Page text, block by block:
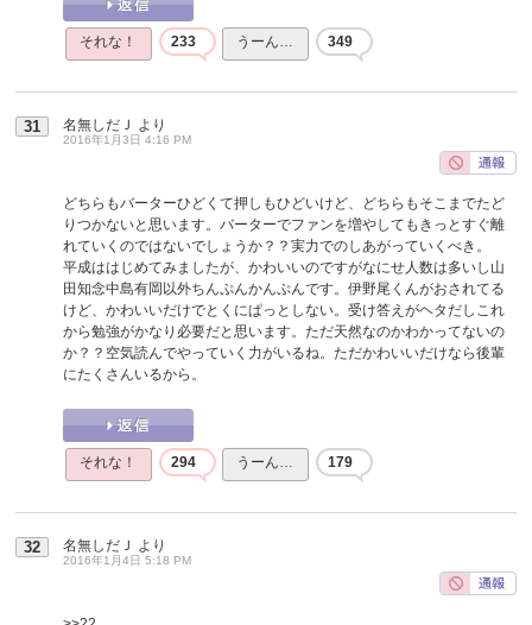
それな！ 233 うーん… 349
31 名無しだＪ より
2016年1月3日 4:16 PM
どちらもバーターひどくて押しもひどいけど、どちらもそこまでたど
りつかないと思います。バーターでファンを増やしてもきっとすぐ離
れていくのではないでしょうか？？実力でのしあがっていくべき。
平成ははじめてみましたが、かわいいのですがなにせ人数は多いし山
田知念中島有岡以外ちんぷんかんぷんです。伊野尾くんがおされてる
けど、かわいいだけでとくにぱっとしない。受け答えがヘタだしこれ
から勉強がかなり必要だと思います。ただ天然なのかわかってないの
か？？空気読んでやっていく力がいるね。ただかわいいだけなら後輩
にたくさんいるから。
それな！ 294 うーん… 179
32 名無しだＪ より
2016年1月4日 5:18 PM